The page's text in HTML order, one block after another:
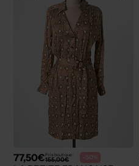
77,50€Prix boutique :
155,00€ -50%